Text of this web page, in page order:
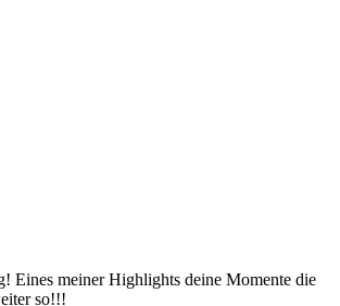
Eines meiner Highlights deine Momente die
so!!!